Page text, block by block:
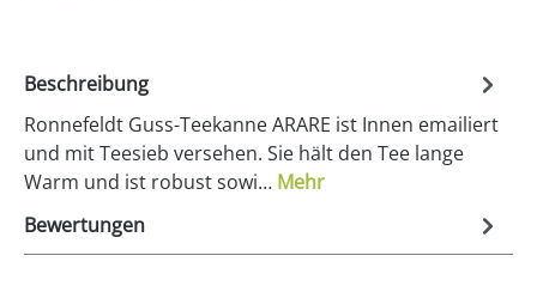
Beschreibung
Ronnefeldt Guss-Teekanne ARARE ist Innen emailiert
und mit Teesieb versehen. Sie hält den Tee lange
Warm und ist robust sowi… Mehr
Bewertungen